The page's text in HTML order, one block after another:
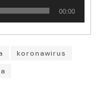
00:00
koronawirus